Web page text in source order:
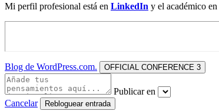
Mi perfil profesional está en LinkedIn y el académico en
Blog de WordPress.com. OFFICIAL CONFERENCE 3
Publicar en
Cancelar